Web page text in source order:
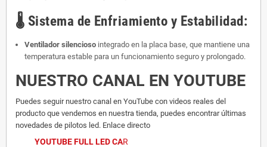
🌡️ Sistema de Enfriamiento y Estabilidad:
Ventilador silencioso integrado en la placa base, que mantiene una
temperatura estable para un funcionamiento seguro y prolongado.
NUESTRO CANAL EN YOUTUBE
Puedes seguir nuestro canal en YouTube con videos reales del
producto que vendemos en nuestra tienda, puedes encontrar últimas
novedades de pilotos led. Enlace directo
YOUTUBE FULL LED CAR